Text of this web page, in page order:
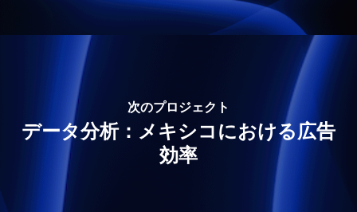
次のプロジェクト
データ分析：メキシコにおける広告
効率